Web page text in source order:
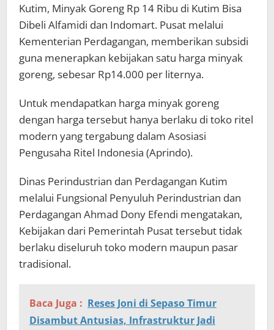
Kutim, Minyak Goreng Rp 14 Ribu di Kutim Bisa
Dibeli Alfamidi dan Indomart. Pusat melalui
Kementerian Perdagangan, memberikan subsidi
guna menerapkan kebijakan satu harga minyak
goreng, sebesar Rp14.000 per liternya.
Untuk mendapatkan harga minyak goreng
dengan harga tersebut hanya berlaku di toko ritel
modern yang tergabung dalam Asosiasi
Pengusaha Ritel Indonesia (Aprindo).
Dinas Perindustrian dan Perdagangan Kutim
melalui Fungsional Penyuluh Perindustrian dan
Perdagangan Ahmad Dony Efendi mengatakan,
Kebijakan dari Pemerintah Pusat tersebut tidak
berlaku diseluruh toko modern maupun pasar
tradisional.
Baca Juga : Reses Joni di Sepaso Timur
Disambut Antusias, Infrastruktur Jadi